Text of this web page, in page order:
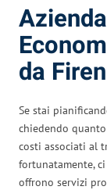
da
Se stai
chiedendo
costi associati al
fortunatamente, ci
offrono servizi